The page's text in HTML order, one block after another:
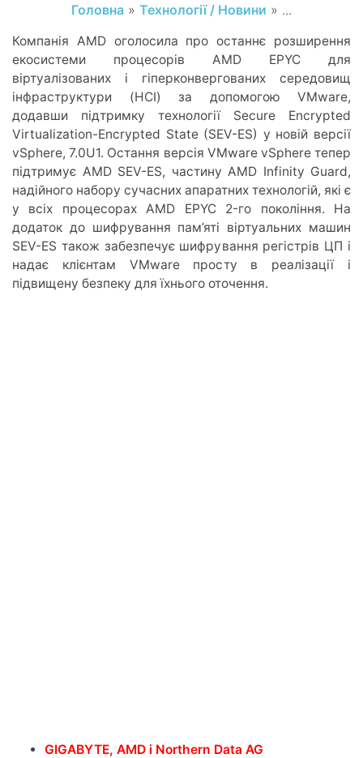
Головна » Технології / Новини » ...
Компанія AMD оголосила про останнє розширення
екосистеми процесорів AMD EPYC для
віртуалізованих і гіперконвергованих середовищ
інфраструктури (HCI) за допомогою VMware,
додавши підтримку технології Secure Encrypted
Virtualization-Encrypted State (SEV-ES) у новій версії
vSphere, 7.0U1. Остання версія VMware vSphere тепер
підтримує AMD SEV-ES, частину AMD Infinity Guard,
надійного набору сучасних апаратних технологій, які є
у всіх процесорах AMD EPYC 2-го покоління. На
додаток до шифрування пам’яті віртуальних машин
SEV-ES також забезпечує шифрування регістрів ЦП і
надає клієнтам VMware просту в реалізації і
підвищену безпеку для їхнього оточення.
GIGABYTE, AMD і Northern Data AG